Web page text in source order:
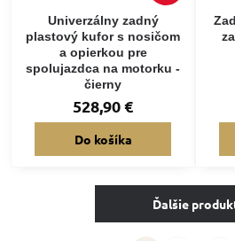
Univerzálny zadný
plastový kufor s nosičom
a opierkou pre
spolujazdca na motorku -
čierny
528,90 €
Do košíka
Ďalšie